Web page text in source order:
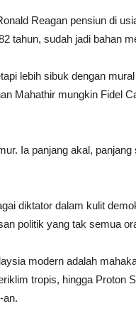
Reagan pensiun di
tahun, sudah jadi bahan
lebih sibuk dengan
Mahathir mungkin Fidel
Ia panjang akal,
diktator dalam kulit
politik yang tak semua
modern adalah
tropis, hingga Proton
an.